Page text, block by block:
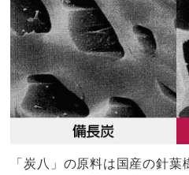
「炭八」の原料は国産の針